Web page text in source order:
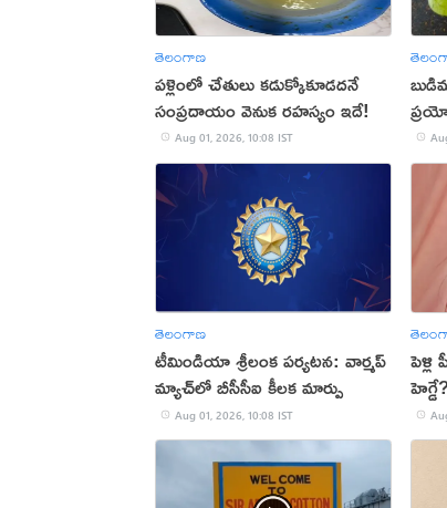
తెలంగాణ
పళ్లెంలో చేతులు కడుక్కోకూడదనే
సంప్రదాయం వెనుక రహస్యం ఇదే!
Aug 01, 2026, 10:08 IST
తెలంగాణ
టీమిండియా శ్రీలంక పర్యటన: వార్మప్
మ్యాచ్‌లో బీసీసీఐ కీలక మార్పు
Aug 01, 2026, 10:08 IST